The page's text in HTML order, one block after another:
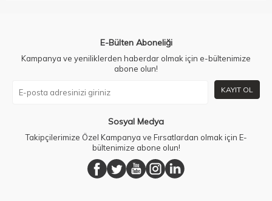
E-Bülten Aboneliği
Kampanya ve yeniliklerden haberdar olmak için e-bültenimize
abone olun!
KAYIT OL
Sosyal Medya
Takipçilerimize Özel Kampanya ve Fırsatlardan olmak için E-
bültenimize abone olun!